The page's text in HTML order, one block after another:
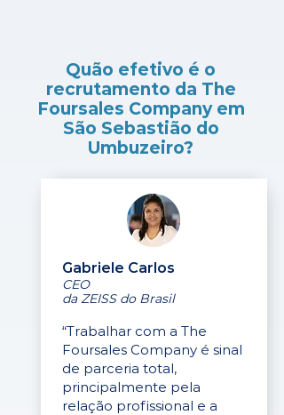
Quão efetivo é o
recrutamento da The
Foursales Company em
São Sebastião do
Umbuzeiro?
Gabriele Carlos
CEO
da ZEISS do Brasil
“Trabalhar com a The
Foursales Company é sinal
de parceria total,
principalmente pela
relação profissional e a